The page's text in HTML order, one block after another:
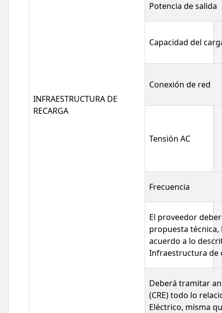
INFRAESTRUCTURA DE
RECARGA
Potencia de salida
Capacidad del
Conexión de red
Tensión AC
Frecuencia
El proveedor
propuesta
acuerdo a lo
Infraestructura de
Deberá tramitar
(CRE) todo lo
Eléctrico, misma